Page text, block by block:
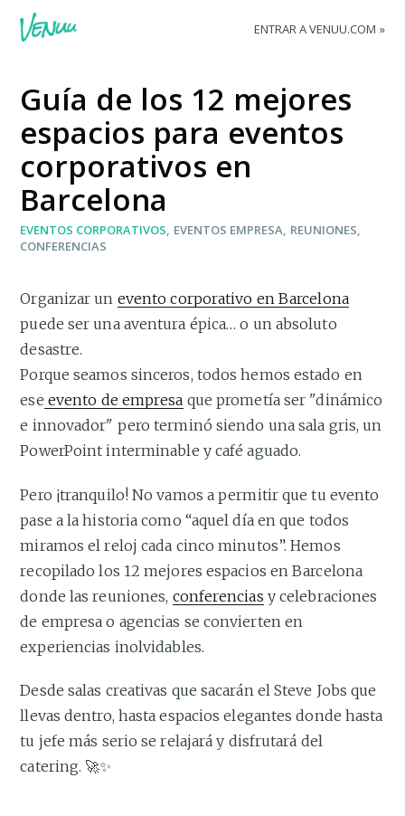
ENTRAR A VENUU.COM
Guía de los 12 mejores
espacios para eventos
corporativos en
Barcelona
EVENTOS CORPORATIVOS EVENTOS EMPRESA REUNIONES
CONFERENCIAS
Organizar un evento corporativo en Barcelona
puede ser una aventura épica… o un absoluto
desastre.
Porque seamos sinceros, todos hemos estado en
ese evento de empresa que prometía ser "dinámico
e innovador" pero terminó siendo una sala gris, un
PowerPoint interminable y café aguado.
Pero ¡tranquilo! No vamos a permitir que tu evento
pase a la historia como “aquel día en que todos
miramos el reloj cada cinco minutos”. Hemos
recopilado los 12 mejores espacios en Barcelona
donde las reuniones, conferencias y celebraciones
de empresa o agencias se convierten en
experiencias inolvidables.
Desde salas creativas que sacarán el Steve Jobs que
llevas dentro, hasta espacios elegantes donde hasta
tu jefe más serio se relajará y disfrutará del
catering. 🚀✨